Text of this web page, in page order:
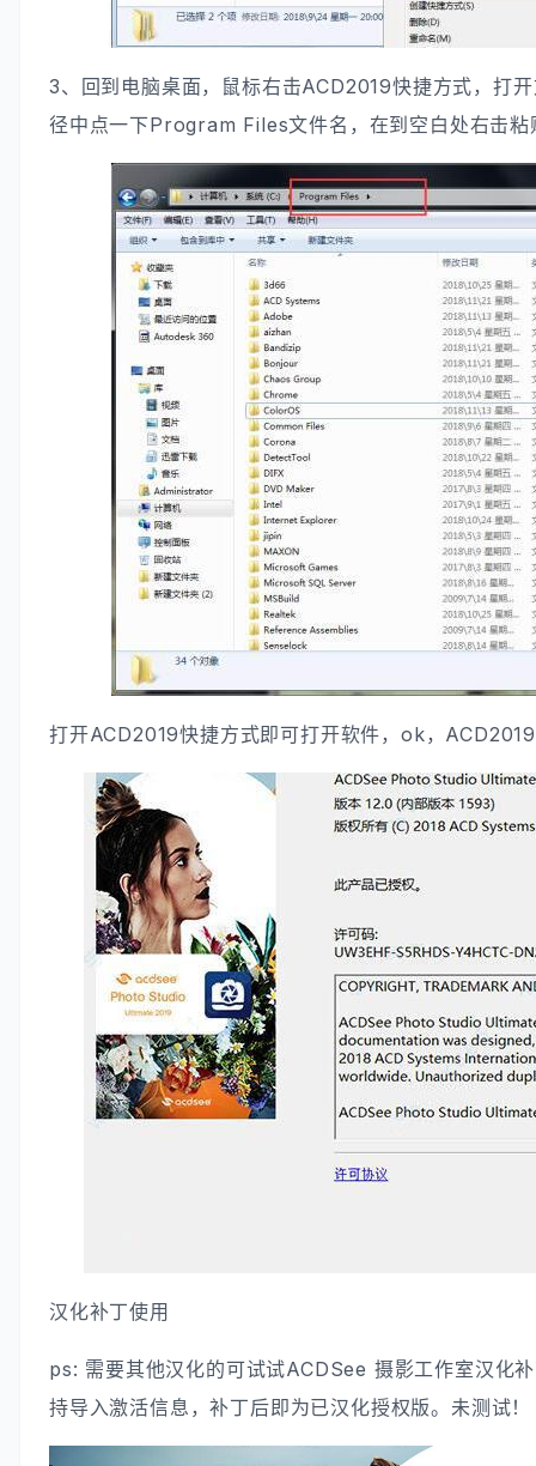
3、回到电脑桌面，鼠标右击ACD2019快捷方式，打
径中点一下Program Files文件名，在到空白处右击粘
打开ACD2019快捷方式即可打开软件，ok，
汉化补丁使用
ps: 需要其他汉化的可试试ACDSee 摄影工作室汉化
持导入激活信息，补丁后即为已汉化授权版。未测试！